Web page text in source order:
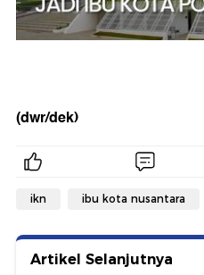
(dwr/dek)
ikn ibu kota nusantara
Artikel Selanjutnya